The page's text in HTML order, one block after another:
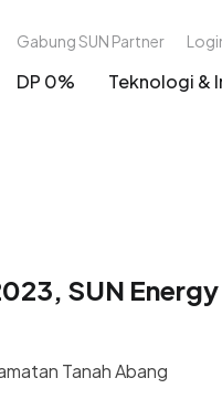
Gabung SUN Partner
DP 0% Teknologi &
SUN
Tanah Abang